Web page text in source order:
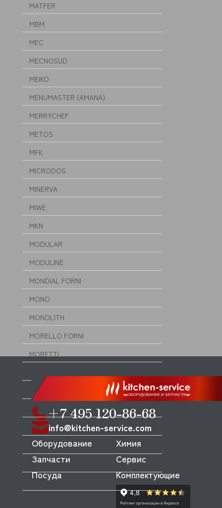
MATFER
MBM
MEC
MECNOSUD
MEIKO
MENUMASTER (AMANA)
MERRYCHEF
METOS
MFK
MICRODOS
MINERVA
MIWE
MKN
MODULAR
MODULINE
MONDIAL FORNI
MONO
MONOLITH
MORELLO FORNI
MORETTI
MULLER
MUSSO
MVQ
NEMOX
NOPEIN
+7 495 120-86-68
info@kitchen-service.com
Оборудование
Запчасти
Посуда
Химия
Сервис
Комплектующие